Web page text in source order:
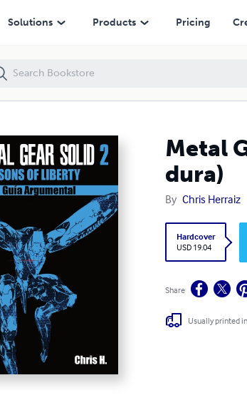
Solutions Products Pricing
Metal
dura)
By Chris Herraiz
Hardcover
USD 19.04
Share
Usually printed
Liberty - Guía Argumental (tapa dura)